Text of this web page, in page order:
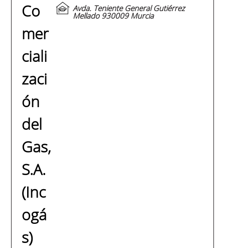
Co
mer
ciali
zaci
ón
del
Gas,
S.A.
(Inc
ogá
s)
Avda. Teniente General Gutiérrez
Mellado 930009 Murcia